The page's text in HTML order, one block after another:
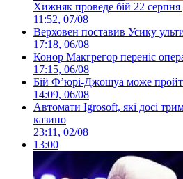
Хижняк проведе бій 22 серпня
11:52, 07/08
Верховен поставив Усику
17:18, 06/08
Конор Макгрегор переніс
17:15, 06/08
Бій Ф’юрі-Джошуа може
14:09, 06/08
Автомати Igrosoft, які досі
казино
23:11, 02/08
13:00